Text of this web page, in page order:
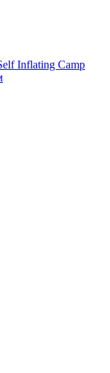
Inflating Camp